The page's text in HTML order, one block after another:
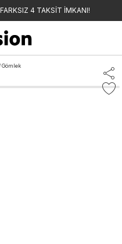
4 TAKSİT İMKANI!
Gömlek